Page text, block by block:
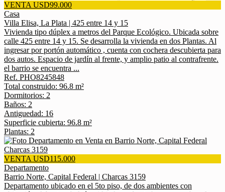
VENTA USD99.000
Casa
Villa Elisa, La Plata | 425 entre 14 y 15
Vivienda tipo dúplex a metros del Parque Ecológico. Ubicada sobre
calle 425 entre 14 y 15. Se desarrolla la vivienda en dos Plantas. Al
ingresar por portón automático , cuenta con cochera descubierta para
dos autos. Espacio de jardín al frente, y amplio patio al contrafrente.
el barrio se encuentra ...
Ref. PHO8245848
Total construido: 96.8 m²
Dormitorios: 2
Baños: 2
Antiguedad: 16
Superficie cubierta: 96.8 m²
Plantas: 2
VENTA USD115.000
Departamento
Barrio Norte, Capital Federal | Charcas 3159
Departamento ubicado en el 5to piso, de dos ambientes con